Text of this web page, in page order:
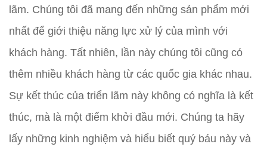
lãm. Chúng tôi đã mang đến những sản phẩm mới
nhất để giới thiệu năng lực xử lý của mình với
khách hàng. Tất nhiên, lần này chúng tôi cũng có
thêm nhiều khách hàng từ các quốc gia khác nhau.
Sự kết thúc của triển lãm này không có nghĩa là kết
thúc, mà là một điểm khởi đầu mới. Chúng ta hãy
lấy những kinh nghiệm và hiểu biết quý báu này và